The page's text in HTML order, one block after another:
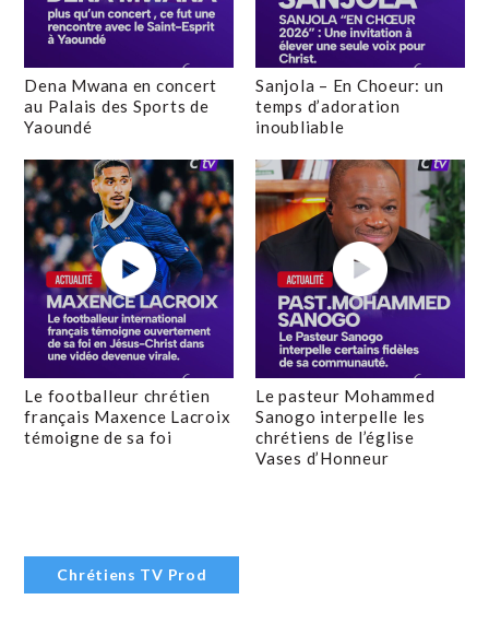
Dena Mwana en concert
au Palais des Sports de
Yaoundé
Sanjola – En Choeur: un
temps d’adoration
inoubliable
Le footballeur chrétien
français Maxence Lacroix
témoigne de sa foi
Le pasteur Mohammed
Sanogo interpelle les
chrétiens de l’église
Vases d’Honneur
Chrétiens TV Prod